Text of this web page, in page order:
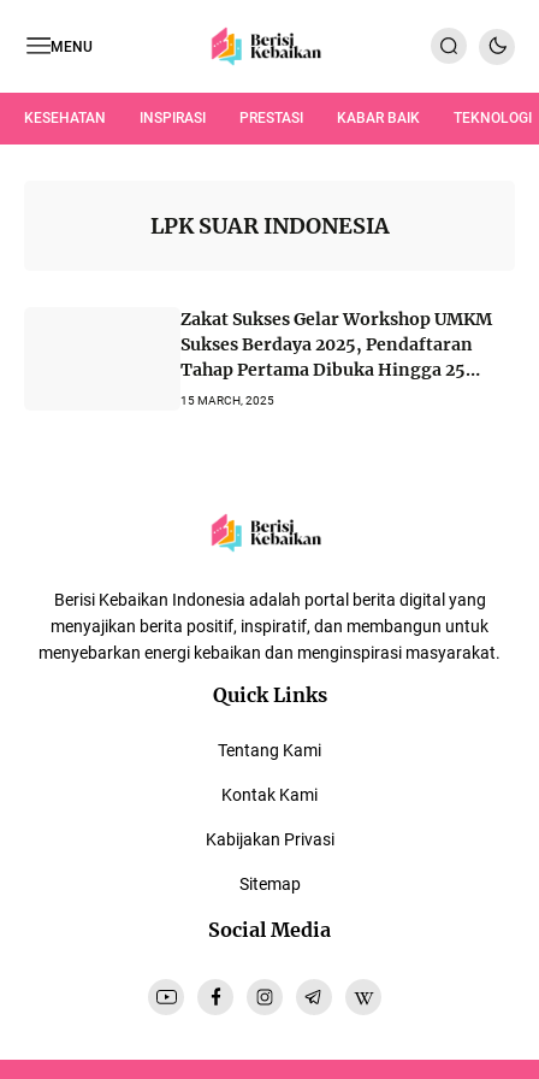
MENU
KESEHATAN INSPIRASI PRESTASI KABAR BAIK TEKNOLOGI
LPK SUAR INDONESIA
Zakat Sukses Gelar Workshop UMKM
Sukses Berdaya 2025, Pendaftaran
Tahap Pertama Dibuka Hingga 25
Maret
15 MARCH, 2025
Berisi Kebaikan Indonesia adalah portal berita digital yang
menyajikan berita positif, inspiratif, dan membangun untuk
menyebarkan energi kebaikan dan menginspirasi masyarakat.
Quick Links
Tentang Kami
Kontak Kami
Kabijakan Privasi
Sitemap
Social Media